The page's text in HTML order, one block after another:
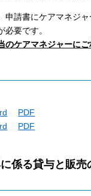
申請書にケアマネジ
要です。
のケアマネジャーにご
PDF
PDF
係る貸与と販売